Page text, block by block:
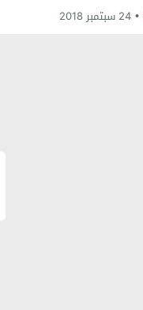
24 سبتمبر 2018